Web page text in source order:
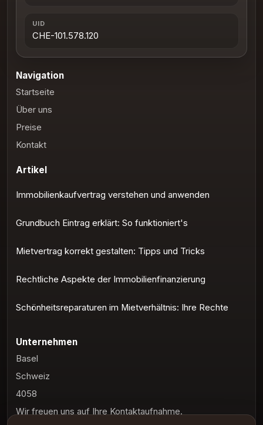
UID
CHE-101.578.120
Navigation
Startseite
Über uns
Preise
Kontakt
Artikel
Immobilienkaufvertrag verstehen und anwenden
Grundbuch Eintrag erklärt: So funktioniert's
Mietvertrag korrekt gestalten: Tipps und Tricks
Rechtliche Aspekte der Immobilienfinanzierung
Schönheitsreparaturen im Mietverhältnis: Ihre Rechte
Unternehmen
Basel
Schweiz
4058
Wir freuen uns auf Ihre Kontaktaufnahme.